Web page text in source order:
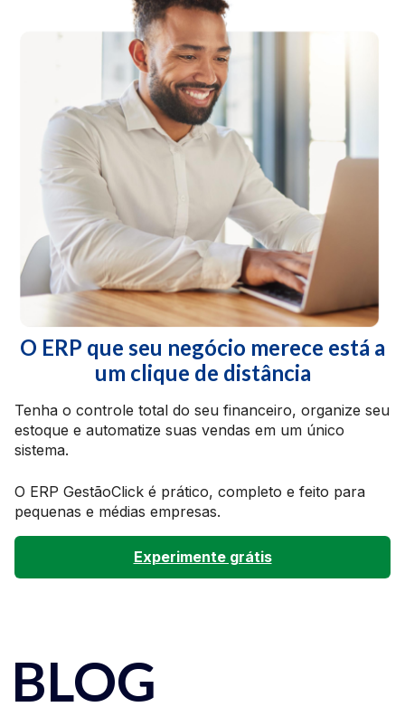
O ERP que seu negócio merece está a
um clique de distância
Tenha o controle total do seu financeiro, organize seu
estoque e automatize suas vendas em um único
sistema.
O ERP GestãoClick é prático, completo e feito para
pequenas e médias empresas.
Experimente grátis
BLOG